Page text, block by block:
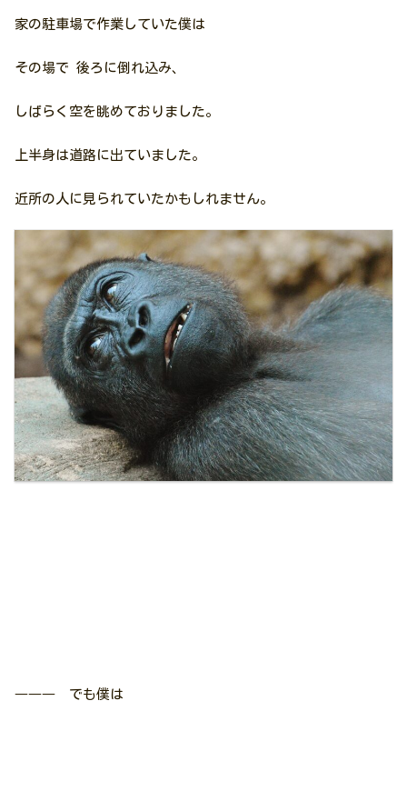
家の駐車場で作業していた僕は
その場で 後ろに倒れ込み、
しばらく空を眺めておりました。
上半身は道路に出ていました。
近所の人に見られていたかもしれません。
――― でも僕は